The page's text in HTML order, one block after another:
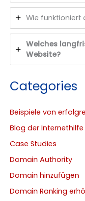
Wie funktioniert
Welches
Website?
Categories
Beispiele von
Blog der Internethilfe
Case Studies
Domain Authority
Domain hinzufügen
Domain Ranking